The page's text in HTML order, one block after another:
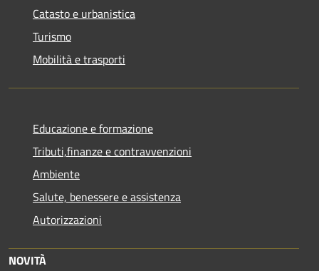
Catasto e urbanistica
Turismo
Mobilità e trasporti
Educazione e formazione
Tributi,finanze e contravvenzioni
Ambiente
Salute, benessere e assistenza
Autorizzazioni
NOVITÀ